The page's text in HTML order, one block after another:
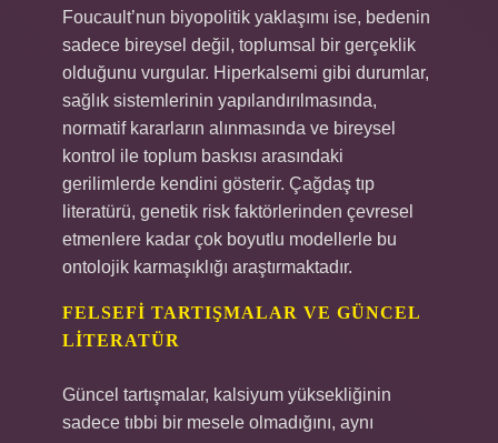
Foucault’nun biyopolitik yaklaşımı ise, bedenin
sadece bireysel değil, toplumsal bir gerçeklik
olduğunu vurgular. Hiperkalsemi gibi durumlar,
sağlık sistemlerinin yapılandırılmasında,
normatif kararların alınmasında ve bireysel
kontrol ile toplum baskısı arasındaki
gerilimlerde kendini gösterir. Çağdaş tıp
literatürü, genetik risk faktörlerinden çevresel
etmenlere kadar çok boyutlu modellerle bu
ontolojik karmaşıklığı araştırmaktadır.
FELSEFI TARTIŞMALAR VE GÜNCEL
LITERATÜR
Güncel tartışmalar, kalsiyum yüksekliğinin
sadece tıbbi bir mesele olmadığını, aynı